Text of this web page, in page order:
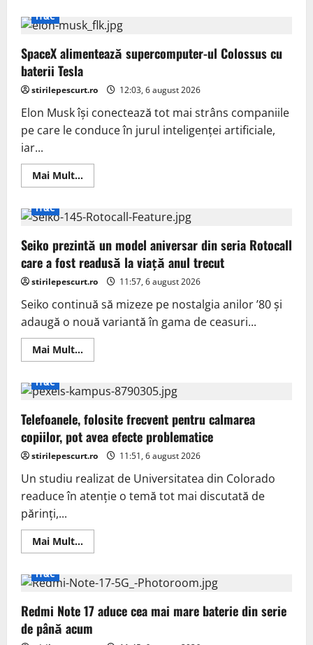
K100
Pro
lansează
oficial
pe
11
august
IT&C
SpaceX alimentează supercomputer-ul Colossus cu
baterii Tesla
stirilepescurt.ro 12:03, 6 august 2026
Elon Musk își conectează tot mai strâns companiile
pe care le conduce în jurul inteligenței artificiale,
iar...
Mai Mult...Read
more
alimentează
supercomputer-
Colossus
cu
baterii
Tesla
IT&C
Seiko prezintă un model aniversar din seria Rotocall
care a fost readusă la viață anul trecut
stirilepescurt.ro 11:57, 6 august 2026
Seiko continuă să mizeze pe nostalgia anilor ’80 și
adaugă o nouă variantă în gama de ceasuri...
Mai Mult...Read
more
prezintă
un
aniversar
din
seria
Rotocall
care
fost
readusă
la
viață
IT&C
Telefoanele, folosite frecvent pentru calmarea
copiilor, pot avea efecte problematice
stirilepescurt.ro 11:51, 6 august 2026
Un studiu realizat de Universitatea din Colorado
readuce în atenție o temă tot mai discutată de
părinți,...
Mai Mult...Read
more
folosite
frecvent
calmarea
copiilor,
pot
avea
IT&C
Redmi Note 17 aduce cea mai mare baterie din serie
de până acum